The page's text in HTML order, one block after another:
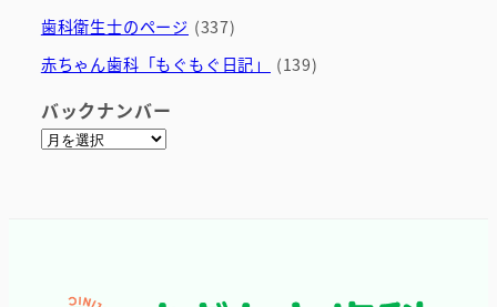
歯科衛生士のページ (337)
赤ちゃん歯科「もぐもぐ日記」
(139)
バックナンバー
ア